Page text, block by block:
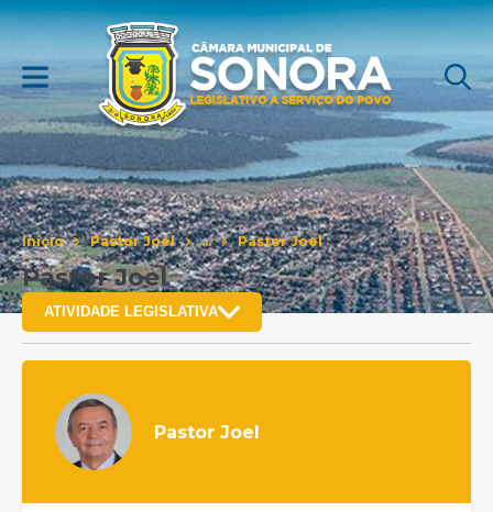
Início Pastor Joel ... Pastor Joel
Pastor Joel
ATIVIDADE LEGISLATIVA
Pastor Joel